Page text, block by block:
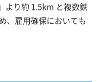
より約 1.5km と複数鉄
、雇用確保においても